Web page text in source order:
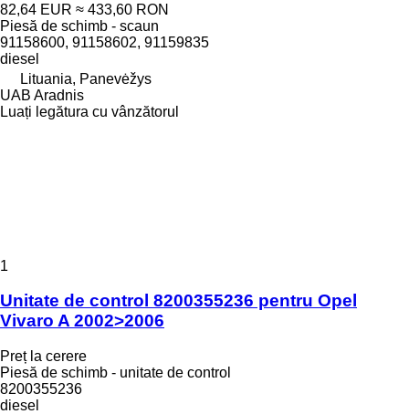
82,64 EUR ≈ 433,60 RON
Piesă de schimb - scaun
91158600, 91158602, 91159835
diesel
Lituania, Panevėžys
UAB Aradnis
Luați legătura cu vânzătorul
1
Unitate de control 8200355236 pentru Opel
Vivaro A 2002>2006
Preț la cerere
Piesă de schimb - unitate de control
8200355236
diesel